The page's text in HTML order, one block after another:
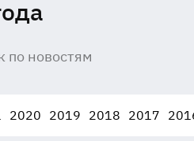
2020 2019 2018 2017